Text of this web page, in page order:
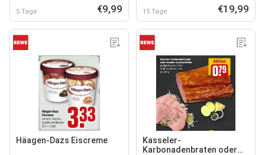
5 Tage €9,99 15 Tage €19,99
Häagen-Dazs Eiscreme
Kasseler-
Karbonadenbraten oder